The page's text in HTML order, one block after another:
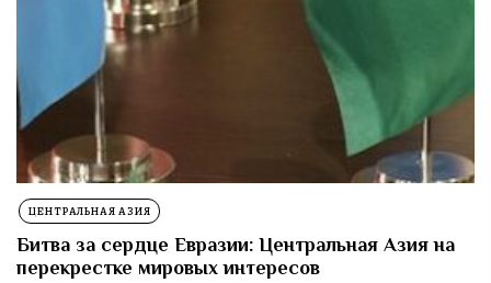
ЦЕНТРАЛЬНАЯ АЗИЯ
Битва за сердце Евразии: Центральная Азия на
перекрестке мировых интересов